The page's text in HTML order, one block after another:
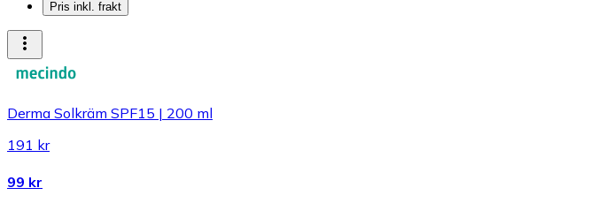
Pris inkl. frakt
Derma Solkräm SPF15 | 200 ml
191 kr
99 kr